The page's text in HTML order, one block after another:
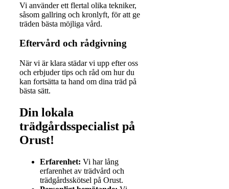
Vi använder ett flertal olika tekniker,
såsom gallring och kronlyft, för att ge
träden bästa möjliga vård.
Eftervård och rådgivning
När vi är klara städar vi upp efter oss
och erbjuder tips och råd om hur du
kan fortsätta ta hand om dina träd på
bästa sätt.
Din lokala
trädgårdsspecialist på
Orust!
Erfarenhet: Vi har lång
erfarenhet av trädvård och
trädgårdsskötsel på Orust.